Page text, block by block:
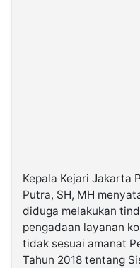
Kepala Kejari Jakarta
Putra, SH, MH
diduga melakukan
pengadaan layanan
tidak sesuai amanat
Tahun 2018 tentang